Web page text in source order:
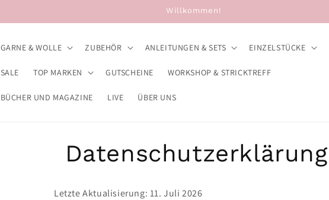
Willkommen!
GARNE & WOLLE ZUBEHÖR ANLEITUNGEN & SETS EINZELSTÜCKE
SALE TOP MARKEN GUTSCHEINE WORKSHOP & STRICKTREFF
BÜCHER UND MAGAZINE LIVE ÜBER UNS
Datenschutzerklärung
Letzte Aktualisierung: 11. Juli 2026